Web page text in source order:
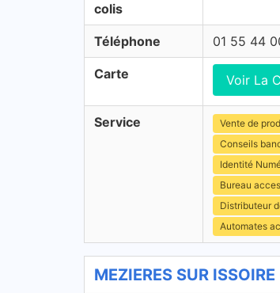
colis
Téléphone 01 55 44
Carte Voir La
Service Vente de
Conseils
Identité
Bureau
Distributeur
Automates
MEZIERES SUR